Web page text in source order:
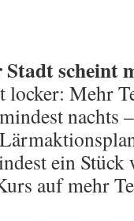
scheint
locker: Mehr
nachts
ein
auf mehr